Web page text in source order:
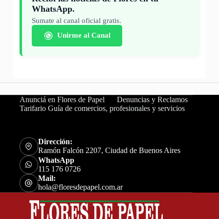
WhatsApp.
Sumate al canal oficial gratis.
Unirme al Canal
Anunciá en Flores de Papel
Denuncias y Reclamos
Tarifario Guía de comercios, profesionales y servicios
Dirección:
Ramón Falcón 2207, Ciudad de Buenos Aires
WhatsApp
115 176 0726
Mail:
hola@floresdepapel.com.ar